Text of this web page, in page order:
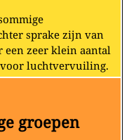
sprake zijn van
een zeer klein aantal
voor luchtvervuiling.
groepen